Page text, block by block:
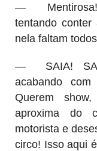
—
tentando
nela faltam
—
SAIA!
acabando
Querem
aproxima do
motorista e
circo! Isso aqui